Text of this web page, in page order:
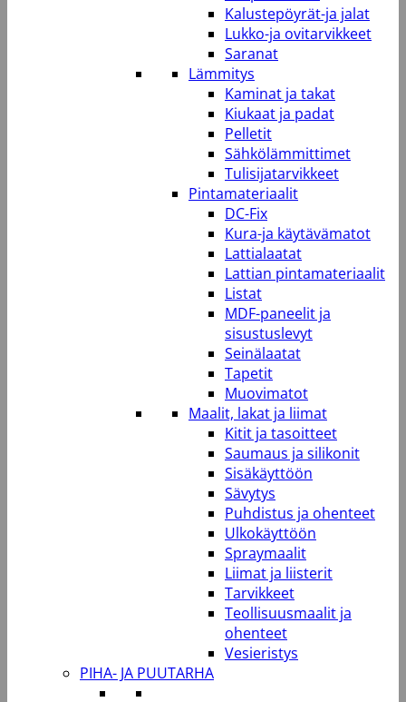
Kalustepöyrät-ja jalat
Lukko-ja ovitarvikkeet
Saranat
Lämmitys
Kaminat ja takat
Kiukaat ja padat
Pelletit
Sähkölämmittimet
Tulisijatarvikkeet
Pintamateriaalit
DC-Fix
Kura-ja käytävämatot
Lattialaatat
Lattian pintamateriaalit
Listat
MDF-paneelit ja
sisustuslevyt
Seinälaatat
Tapetit
Muovimatot
Maalit, lakat ja liimat
Kitit ja tasoitteet
Saumaus ja silikonit
Sisäkäyttöön
Sävytys
Puhdistus ja ohenteet
Ulkokäyttöön
Spraymaalit
Liimat ja liisterit
Tarvikkeet
Teollisuusmaalit ja
ohenteet
Vesieristys
PIHA- JA PUUTARHA